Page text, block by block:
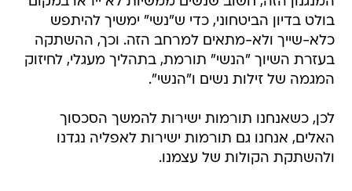
בולט בדיון הביטחוני, כדי ש"נשי" ימשיך להיתפש
כלא-שייך ולא-מתאים למרחב הזה. וכך, ההשתקה
בעזרת השיוך "הנשי" תורמת, בתהליך מעגלי, לחיזוק
המגמה של זילות נשים ו"הנשי".
לכן, כשאנחנו תורמות ישירות להמשך הסכסוך
האלים, אנחנו גם תורמות ישירות לאפליה נגדנו
ולהשתקת הקולות של עצמנו.